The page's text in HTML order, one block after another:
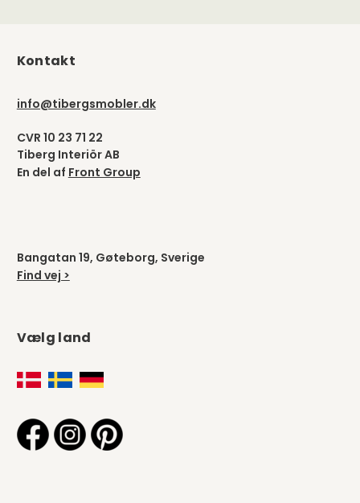
Kontakt
info@tibergsmobler.dk
CVR 10 23 71 22
Tiberg Interiör AB
En del af Front Group
Bangatan 19, Gøteborg, Sverige
Find vej >
Vælg land